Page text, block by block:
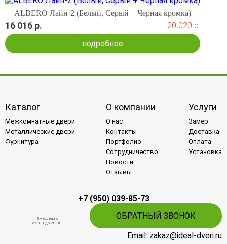
ALBERO Лайн-2 (Белый, Серый + Черная кромка)
16 016 р.
20 020 р.
подробнее
Каталог
Межкомнатные двери
Металлические двери
Фурнитура
О компании
О нас
Контакты
Портфолио
Сотрудничество
Новости
Отзывы
Услуги
Замер
Доставка
Оплата
Установка
+7 (950) 039-85-73
Ежедневно
c 9:00 до 20:00
ОБРАТНЫЙ ЗВОНОК
Email: zakaz@ideal-dveri.ru